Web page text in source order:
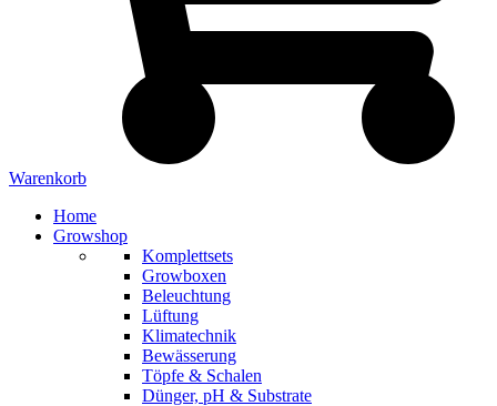
Warenkorb
Home
Growshop
Komplettsets
Growboxen
Beleuchtung
Lüftung
Klimatechnik
Bewässerung
Töpfe & Schalen
Dünger, pH & Substrate